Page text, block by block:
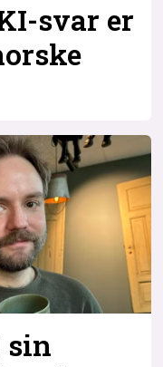
svar er
sin